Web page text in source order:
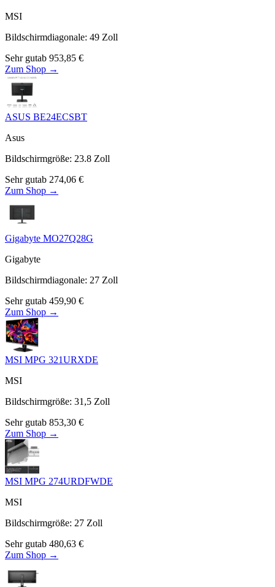
MSI
Bildschirmdiagonale: 49 Zoll
Sehr gutab 953,85 €
Zum Shop →
ASUS BE24ECSBT
Asus
Bildschirmgröße: 23.8 Zoll
Sehr gutab 274,06 €
Zum Shop →
Gigabyte MO27Q28G
Gigabyte
Bildschirmdiagonale: 27 Zoll
Sehr gutab 459,90 €
Zum Shop →
MSI MPG 321URXDE
MSI
Bildschirmgröße: 31,5 Zoll
Sehr gutab 853,30 €
Zum Shop →
MSI MPG 274URDFWDE
MSI
Bildschirmgröße: 27 Zoll
Sehr gutab 480,63 €
Zum Shop →